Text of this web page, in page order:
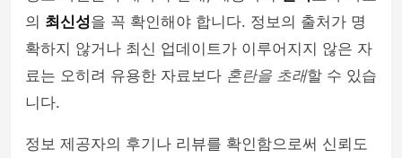
의 최신성을 꼭 확인해야 합니다. 정보의 출처가 명
확하지 않거나 최신 업데이트가 이루어지지 않은 자
료는 오히려 유용한 자료보다 혼란을 초래할 수 있습
니다.
정보 제공자의 후기나 리뷰를 확인함으로써 신뢰도